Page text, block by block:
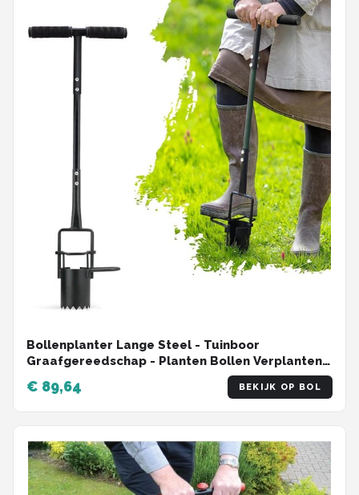
Bollenplanter Lange Steel - Tuinboor
Graafgereedschap - Planten Bollen Verplanten -
Verlengde T-greep Pedaal - 95cm Handvat
8.9cm Gat - Zwart
€ 89,64 BEKIJK OP BOL